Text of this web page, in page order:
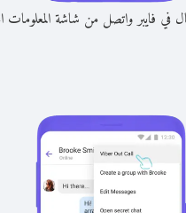
فايبر واتصل من شاشة المعلومات